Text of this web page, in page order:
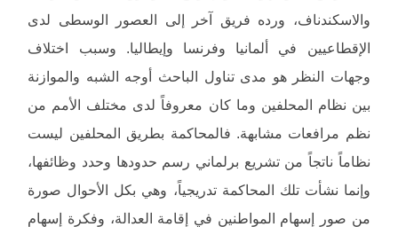
والاسكندناف، ورده فريق آخر إلى العصور الوسطى لدى
الإقطاعيين في ألمانيا وفرنسا وإيطاليا. وسبب اختلاف
وجهات النظر هو مدى تناول الباحث أوجه الشبه والموازنة
بين نظام المحلفين وما كان معروفاً لدى مختلف الأمم من
نظم مرافعات مشابهة. فالمحاكمة بطريق المحلفين ليست
نظاماً ناتجاً من تشريع برلماني رسم حدودها وحدد وظائفها،
وإنما نشأت تلك المحاكمة تدريجياً، وهي بكل الأحوال صورة
من صور إسهام المواطنين في إقامة العدالة، وفكرة إسهام